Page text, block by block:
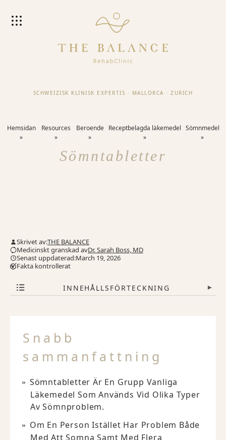
SCHWEIZISK KLINISK EXPERTIS · MALLORCA · ZURICH
Hemsidan Resources Beroende Receptbelagda läkemedel Sömnmedel
Sömntabletter
Skrivet av:THE BALANCE
Medicinskt granskad avDr. Sarah Boss, MD
Senast uppdaterad:March 19, 2026
Fakta kontrollerat
INNEHÅLLSFÖRTECKNING ▾
Snabb
sammanfattning
Sömntabletter Är En Grupp Vanliga
Läkemedel Som Används Vid Olika Typer
Av Sömnproblem.
Om En Person Istället Har Problem Både
Med Att Somna Samt Med Flera